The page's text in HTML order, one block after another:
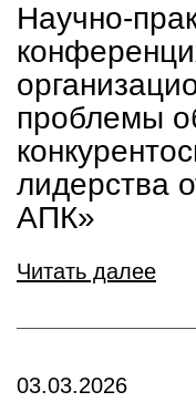
Научно-
проблемы
лидерства
АПК»
Читать далее
03.03.2026